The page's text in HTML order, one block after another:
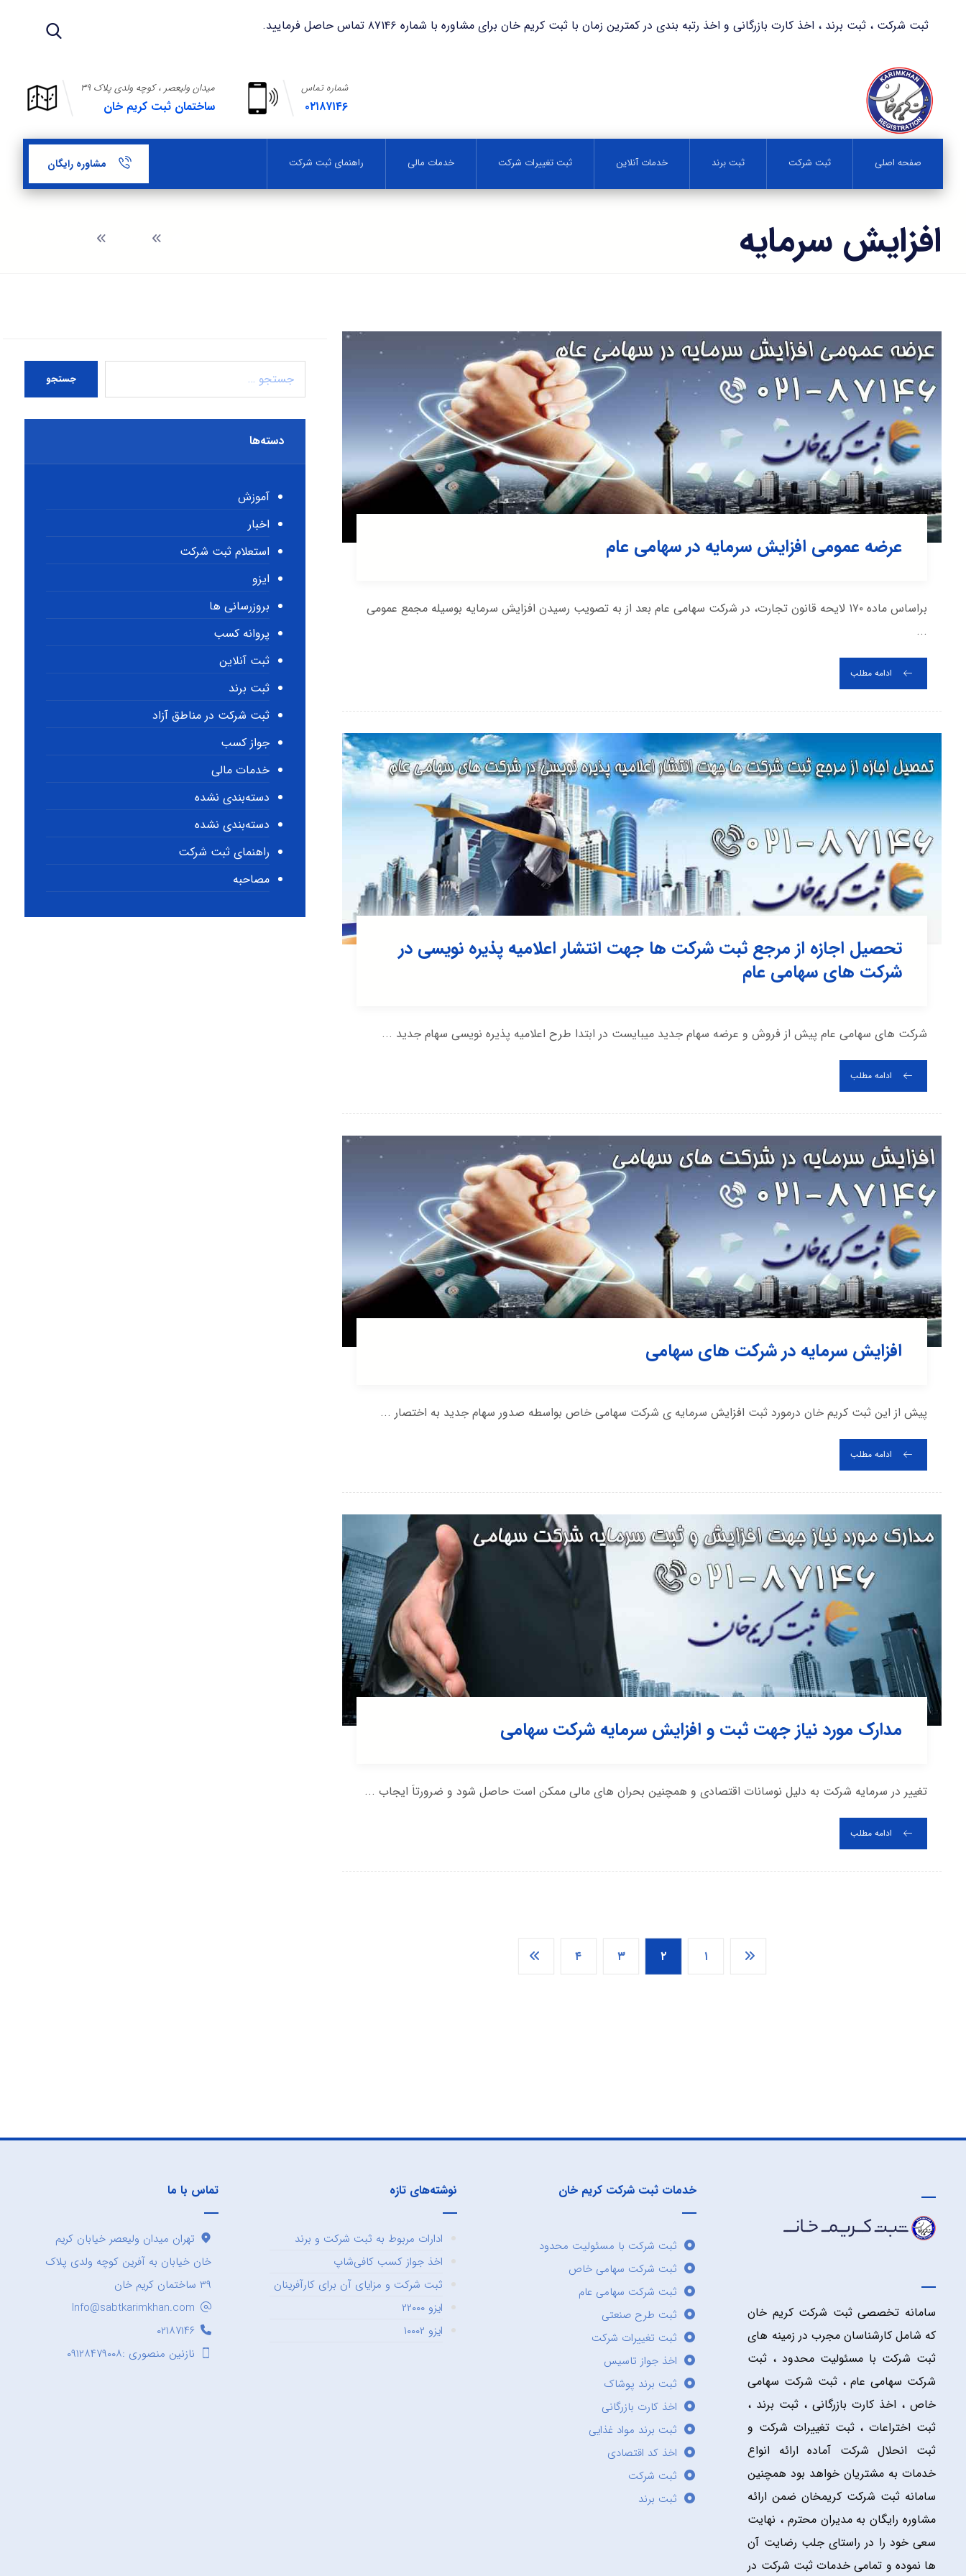
ثبت شرکت ، ثبت برند ، اخذ کارت بازرگانی و اخذ رتبه بندی در کمترین زمان با ثبت کریم خان برای مشاوره با شماره ۸۷۱۴۶ تماس حاصل فرمایید.
میدان ولیعصر ، کوچه ولدی پلاک ۳۹
ساختمان ثبت کریم خان
شماره تماس
۰۲۱۸۷۱۴۶
صفحه اصلی ثبت شرکت ثبت برند خدمات آنلاین ثبت تغییرات شرکت خدمات مالی راهنمای ثبت شرکت مشاوره رایگان
افزایش سرمایه
عرضه عمومی افزایش سرمایه در سهامی عام
براساس ماده ۱۷۰ لایحه قانون تجارت، در شرکت سهامی عام بعد از به تصویب رسیدن افزایش سرمایه بوسیله مجمع عمومی
...
ادامه مطلب
تحصیل اجازه از مرجع ثبت شرکت ها جهت انتشار اعلامیه پذیره نویسی در
شرکت های سهامی عام
شرکت های سهامی عام پیش از فروش و عرضه سهام جدید میبایست در ابتدا طرح اعلامیه پذیره نویسی سهام جدید ...
ادامه مطلب
افزایش سرمایه در شرکت های سهامی
پیش از این ثبت کریم خان درمورد ثبت افزایش سرمایه ی شرکت سهامی خاص بواسطه صدور سهام جدید به اختصار ...
ادامه مطلب
مدارک مورد نیاز جهت ثبت و افزایش سرمایه شرکت سهامی
تغییر در سرمایه شرکت به دلیل نوسانات اقتصادی و همچنین بحران های مالی ممکن است حاصل شود و ضرورتاَ ایجاب ...
ادامه مطلب
۱ ۲ ۳ ۴
جستجو
دسته‌ها
آموزش
اخبار
استعلام ثبت شرکت
ایزو
بروزرسانی ها
پروانه کسب
ثبت آنلاین
ثبت برند
ثبت شرکت در مناطق آزاد
جواز کسب
خدمات مالی
دسته‌بندی نشده
دسته‌بندی نشده
راهنمای ثبت شرکت
مصاحبه
سامانه تخصصی ثبت شرکت کریم خان
که شامل کارشناسان مجرب در زمینه های
ثبت شرکت با مسئولیت محدود ، ثبت
شرکت سهامی عام ، ثبت شرکت سهامی
خاص ، اخذ کارت بازرگانی ، ثبت برند ،
ثبت اختراعات ، ثبت تغییرات شرکت و
ثبت انحلال شرکت آماده ارائه انواع
خدمات به مشتریان خواهد بود همچنین
سامانه ثبت شرکت کریمخان ضمن ارائه
مشاوره رایگان به مدیران محترم ، نهایت
سعی خود را در راستای جلب رضایت آن
ها نموده و تمامی خدمات ثبت شرکت در
خدمات ثبت شرکت کریم خان
ثبت شرکت با مسئولیت محدود
ثبت شرکت سهامی خاص
ثبت شرکت سهامی عام
ثبت طرح صنعتی
ثبت تغییرات شرکت
اخذ جواز تاسیس
ثبت برند پوشاک
اخذ کارت بازرگانی
ثبت برند مواد غذایی
اخذ کد اقتصادی
ثبت شرکت
ثبت برند
نوشته‌های تازه
ادارات مربوط به ثبت شرکت و برند
اخذ جواز کسب کافی‌شاپ
ثبت شرکت و مزایای آن برای کارآفرینان
ایزو ۲۲۰۰۰
ایزو ۱۰۰۰۲
تماس با ما
تهران میدان ولیعصر خیابان کریم
خان خیابان به آفرین کوچه ولدی پلاک
۳۹ ساختمان کریم خان
Info@sabtkarimkhan.com
۰۲۱۸۷۱۴۶
نازنین منصوری :۰۹۱۲۸۴۷۹۰۰۸